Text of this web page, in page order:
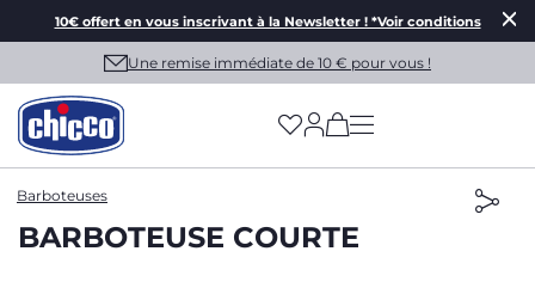
10€ offert en vous inscrivant à la Newsletter ! *Voir conditions
Une remise immédiate de 10 € pour vous !
(has more options
Barboteuses
BARBOTEUSE COURTE